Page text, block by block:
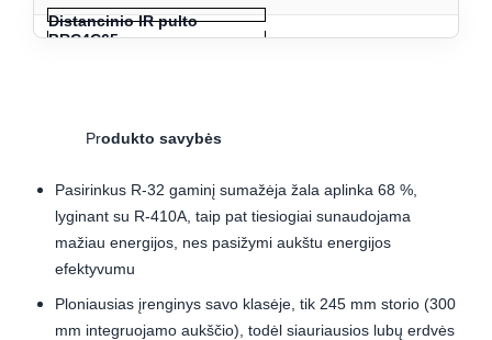
Distancinio IR pulto
BRC4C65
Sieninio pulto
Produkto savybės
Pasirinkus R-32 gaminį sumažėja žala aplinka 68 %,
lyginant su R-410A, taip pat tiesiogiai sunaudojama
mažiau energijos, nes pasižymi aukštu energijos
efektyvumu
Ploniausias įrenginys savo klasėje, tik 245 mm storio (300
mm integruojamo aukščio), todėl siauriausios lubų erdvės